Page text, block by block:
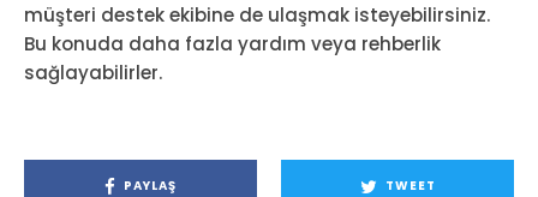
müşteri destek ekibine de ulaşmak isteyebilirsiniz.
Bu konuda daha fazla yardım veya rehberlik
sağlayabilirler.
PAYLAŞ TWEET